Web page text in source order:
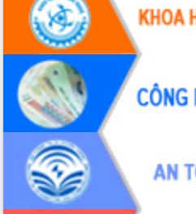
Hội nghị lần thứ tư Ban Chỉ đạo công
tác bầu cử tỉnh Đắk Lắk
Hội nghị Báo cáo viên Trung ương
tháng 01/2026
Phó Thủ tướng Hồ Quốc Dũng đánh giá
cao kết quả Chiến dịch Quang Trung
tại Đắk Lắk
Hội nghị Ban Chấp hành Đảng bộ tỉnh
Đắk Lắk lần thứ 2 (mở rộng)
Tập trung giải phóng mặt bằng, đẩy
nhanh tiến độ Tuyến đường bộ ven